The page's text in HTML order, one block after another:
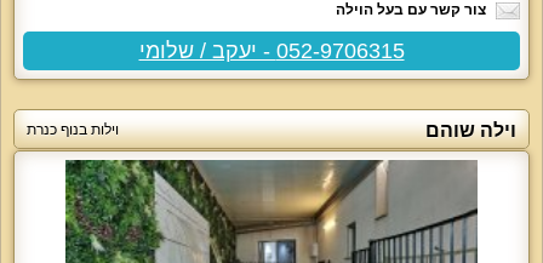
צור קשר עם בעל הוילה
052-9706315 - יעקב / שלומי
וילה שוהם וילות בנוף כנרת